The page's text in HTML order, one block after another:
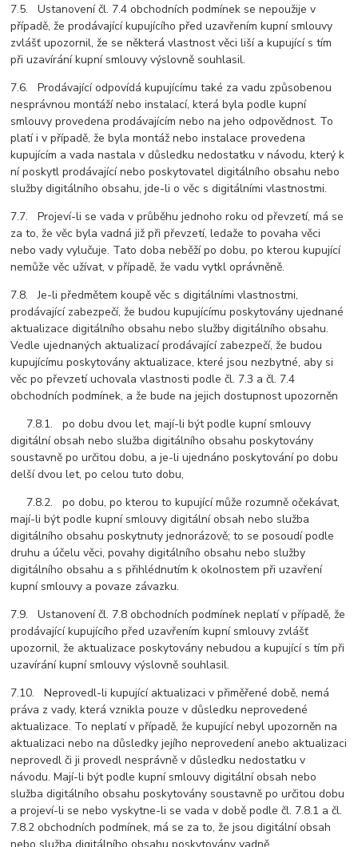
7.5. Ustanovení čl. 7.4 obchodních podmínek se nepoužije v
případě, že prodávající kupujícího před uzavřením kupní smlouvy
zvlášť upozornil, že se některá vlastnost věci liší a kupující s tím
při uzavírání kupní smlouvy výslovně souhlasil.
7.6. Prodávající odpovídá kupujícímu také za vadu způsobenou
nesprávnou montáží nebo instalací, která byla podle kupní
smlouvy provedena prodávajícím nebo na jeho odpovědnost. To
platí i v případě, že byla montáž nebo instalace provedena
kupujícím a vada nastala v důsledku nedostatku v návodu, který k
ní poskytl prodávající nebo poskytovatel digitálního obsahu nebo
služby digitálního obsahu, jde-li o věc s digitálními vlastnostmi.
7.7. Projeví-li se vada v průběhu jednoho roku od převzetí, má se
za to, že věc byla vadná již při převzetí, ledaže to povaha věci
nebo vady vylučuje. Tato doba neběží po dobu, po kterou kupující
nemůže věc užívat, v případě, že vadu vytkl oprávněně.
7.8. Je-li předmětem koupě věc s digitálními vlastnostmi,
prodávající zabezpečí, že budou kupujícímu poskytovány ujednané
aktualizace digitálního obsahu nebo služby digitálního obsahu.
Vedle ujednaných aktualizací prodávající zabezpečí, že budou
kupujícímu poskytovány aktualizace, které jsou nezbytné, aby si
věc po převzetí uchovala vlastnosti podle čl. 7.3 a čl. 7.4
obchodních podmínek, a že bude na jejich dostupnost upozorněn
7.8.1. po dobu dvou let, mají-li být podle kupní smlouvy
digitální obsah nebo služba digitálního obsahu poskytovány
soustavně po určitou dobu, a je-li ujednáno poskytování po dobu
delší dvou let, po celou tuto dobu,
7.8.2. po dobu, po kterou to kupující může rozumně očekávat,
mají-li být podle kupní smlouvy digitální obsah nebo služba
digitálního obsahu poskytnuty jednorázově; to se posoudí podle
druhu a účelu věci, povahy digitálního obsahu nebo služby
digitálního obsahu a s přihlédnutím k okolnostem při uzavření
kupní smlouvy a povaze závazku.
7.9. Ustanovení čl. 7.8 obchodních podmínek neplatí v případě, že
prodávající kupujícího před uzavřením kupní smlouvy zvlášť
upozornil, že aktualizace poskytovány nebudou a kupující s tím při
uzavírání kupní smlouvy výslovně souhlasil.
7.10. Neprovedl-li kupující aktualizaci v přiměřené době, nemá
práva z vady, která vznikla pouze v důsledku neprovedené
aktualizace. To neplatí v případě, že kupující nebyl upozorněn na
aktualizaci nebo na důsledky jejího neprovedení anebo aktualizaci
neprovedl či ji provedl nesprávně v důsledku nedostatku v
návodu. Mají-li být podle kupní smlouvy digitální obsah nebo
služba digitálního obsahu poskytovány soustavně po určitou dobu
a projeví-li se nebo vyskytne-li se vada v době podle čl. 7.8.1 a čl.
7.8.2 obchodních podmínek, má se za to, že jsou digitální obsah
nebo služba digitálního obsahu poskytovány vadně.